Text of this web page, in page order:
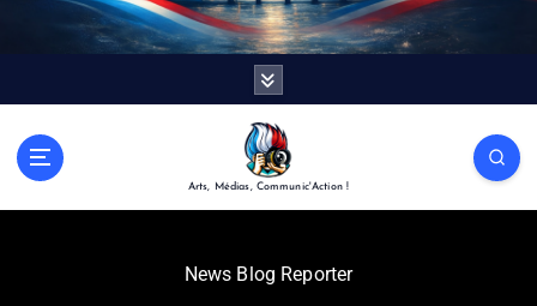
Arts, Médias, Communic'Action !
News Blog Reporter